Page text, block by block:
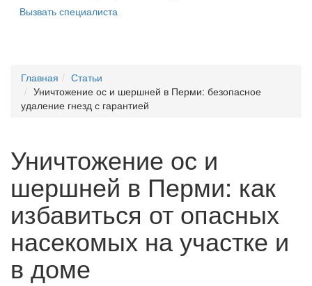
Вызвать специалиста
Главная
Статьи
Уничтожение ос и шершней в Перми: безопасное
удаление гнезд с гарантией
Уничтожение ос и
шершней в Перми: как
избавиться от опасных
насекомых на участке и
в доме